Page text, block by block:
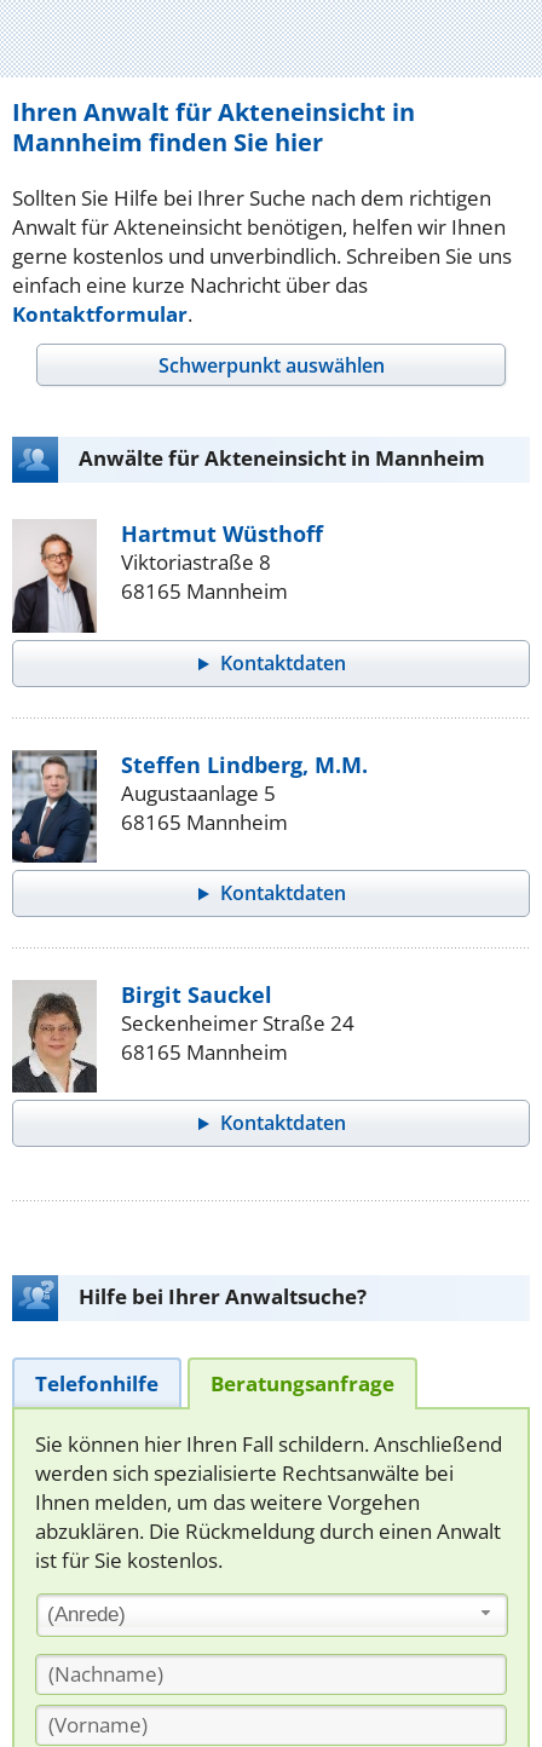
Ihren Anwalt für Akteneinsicht in
Mannheim finden Sie hier
Sollten Sie Hilfe bei Ihrer Suche nach dem richtigen
Anwalt für Akteneinsicht benötigen, helfen wir Ihnen
gerne kostenlos und unverbindlich. Schreiben Sie uns
einfach eine kurze Nachricht über das
Kontaktformular.
Schwerpunkt auswählen
Anwälte für Akteneinsicht in Mannheim
Hartmut Wüsthoff
Viktoriastraße 8
68165 Mannheim
Kontaktdaten
Steffen Lindberg, M.M.
Augustaanlage 5
68165 Mannheim
Kontaktdaten
Birgit Sauckel
Seckenheimer Straße 24
68165 Mannheim
Kontaktdaten
Hilfe bei Ihrer Anwaltsuche?
Telefonhilfe Beratungsanfrage
Sie können hier Ihren Fall schildern. Anschließend
werden sich spezialisierte Rechtsanwälte bei
Ihnen melden, um das weitere Vorgehen
abzuklären. Die Rückmeldung durch einen Anwalt
ist für Sie kostenlos.
(Anrede)